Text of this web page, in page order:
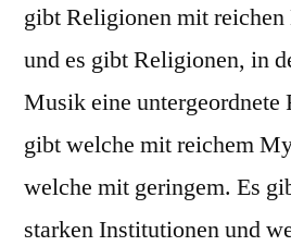
gibt Religionen mit
und es gibt Religionen, in
Musik eine untergeordnete
gibt welche mit reichem
welche mit geringem. Es
starken Institutionen und